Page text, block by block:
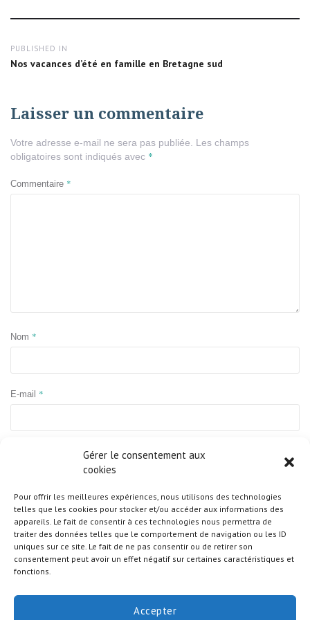
Gérer le consentement aux
cookies
Pour offrir les meilleures expériences, nous utilisons des technologies
telles que les cookies pour stocker et/ou accéder aux informations des
appareils. Le fait de consentir à ces technologies nous permettra de
traiter des données telles que le comportement de navigation ou les ID
uniques sur ce site. Le fait de ne pas consentir ou de retirer son
consentement peut avoir un effet négatif sur certaines caractéristiques et
fonctions.
Accepter
de
PUBLISHED IN
Nos vacances d’été en famille en Bretagne sud
Laisser un commentaire
Votre adresse e-mail ne sera pas publiée.
Les champs
obligatoires sont indiqués avec *
Commentaire *
Nom *
E-mail *